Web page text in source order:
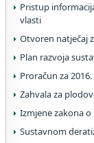
Pristup
vlasti
Otvoren natječaj
Plan razvoja
Proračun za
Zahvala za
Izmjene zakona
Sustavnom